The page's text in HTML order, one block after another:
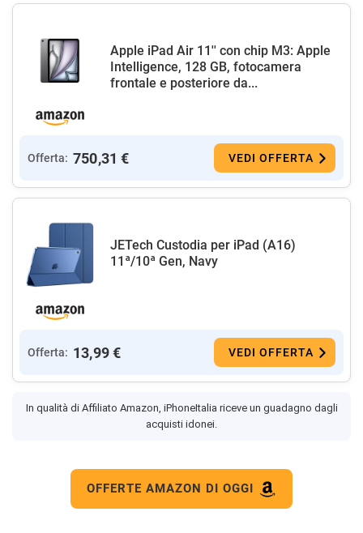
Apple iPad Air 11'' con chip M3: Apple
Intelligence, 128 GB, fotocamera
frontale e posteriore da...
Offerta: 750,31 € VEDI OFFERTA
JETech Custodia per iPad (A16)
11ª/10ª Gen, Navy
Offerta: 13,99 € VEDI OFFERTA
In qualità di Affiliato Amazon, iPhoneItalia riceve un guadagno dagli
acquisti idonei.
OFFERTE AMAZON DI OGGI